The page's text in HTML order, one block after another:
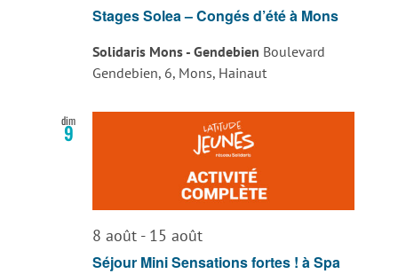
Stages Solea – Congés d’été à Mons
Solidaris Mons - Gendebien Boulevard
Gendebien, 6, Mons, Hainaut
dim
9
8 août- 15 août
Séjour Mini Sensations fortes ! à Spa